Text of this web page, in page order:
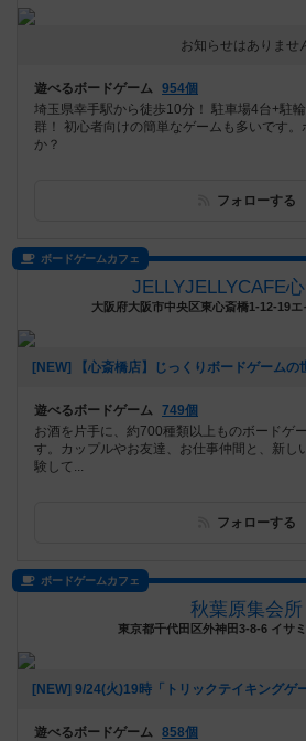
お知らせはありませ
遊べるボードゲーム 954個
埼玉県幸手駅から徒歩10分！ 駐車場4台+駐
群！ 初心者向けの簡単なゲームも多いです
か？
フォローする
ボードゲームカフェ
JELLYJELLYCAFE
大阪府大阪市中央区東心斎橋1-12-19
遊べるボードゲーム 749個
お酒を片手に、約700種類以上ものボードゲ
す。カップルやお友達、お仕事仲間と、新し
験して...
フォローする
ボードゲームカフェ
秋葉原集会所
東京都千代田区外神田3-8-6 イサ
遊べるボードゲーム 858個